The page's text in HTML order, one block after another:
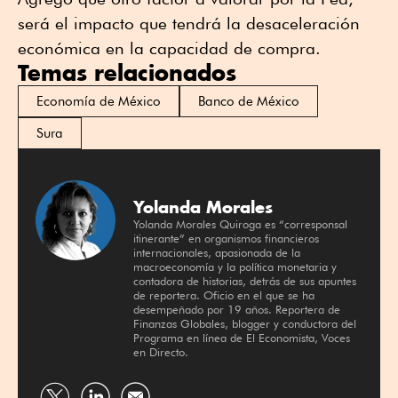
será el impacto que tendrá la desaceleración
económica en la capacidad de compra.
Temas relacionados
Economía de México
Banco de México
Sura
Yolanda Morales
Yolanda Morales Quiroga es “corresponsal
itinerante” en organismos financieros
internacionales, apasionada de la
macroeconomía y la política monetaria y
contadora de historias, detrás de sus apuntes
de reportera. Oficio en el que se ha
desempeñado por 19 años. Reportera de
Finanzas Globales, blogger y conductora del
Programa en línea de El Economista, Voces
en Directo.